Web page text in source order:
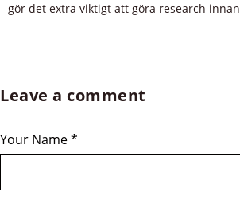
gör det extra viktigt att göra research
Leave a comment
Your Name*